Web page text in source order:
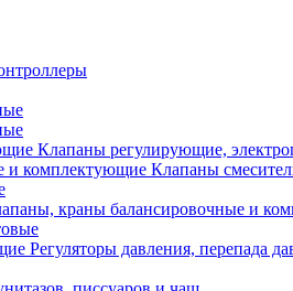
Клапаны регулирующие,
Клапаны
краны балансировочные и
Регуляторы давления, перепада